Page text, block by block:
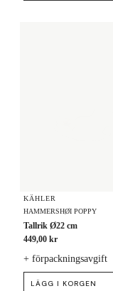
KÄHLER
HAMMERSHØI POPPY
Tallrik Ø22 cm
449,00 kr
+ förpackningsavgift
LÄGG I KORGEN